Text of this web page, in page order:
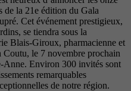
de la 21e édition du Gala
Cet événement prestigieux,
se tiendra sous la
Blais-Giroux, pharmacienne et
Coutu, le 7 novembre prochain
Anne. Environ 300 invités sont
remarquables
de notre région.